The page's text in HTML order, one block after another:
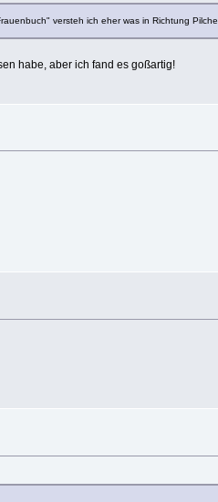
versteh ich eher was in Richtung
habe, aber ich fand es goßartig!